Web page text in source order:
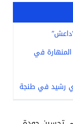
في
رشيد في طنجة